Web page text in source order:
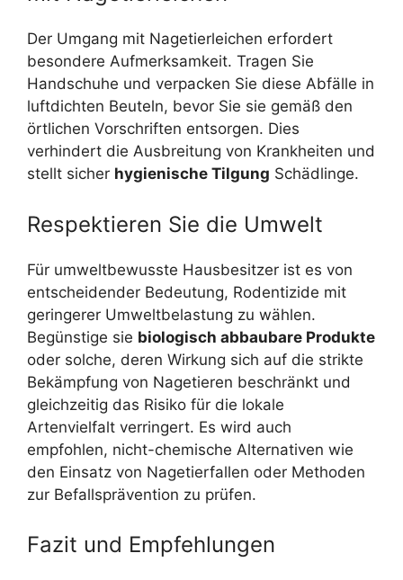
Der Umgang mit Nagetierleichen erfordert
besondere Aufmerksamkeit. Tragen Sie
Handschuhe und verpacken Sie diese Abfälle in
luftdichten Beuteln, bevor Sie sie gemäß den
örtlichen Vorschriften entsorgen. Dies
verhindert die Ausbreitung von Krankheiten und
stellt sicher hygienische Tilgung Schädlinge.
Respektieren Sie die Umwelt
Für umweltbewusste Hausbesitzer ist es von
entscheidender Bedeutung, Rodentizide mit
geringerer Umweltbelastung zu wählen.
Begünstige sie biologisch abbaubare Produkte
oder solche, deren Wirkung sich auf die strikte
Bekämpfung von Nagetieren beschränkt und
gleichzeitig das Risiko für die lokale
Artenvielfalt verringert. Es wird auch
empfohlen, nicht-chemische Alternativen wie
den Einsatz von Nagetierfallen oder Methoden
zur Befallsprävention zu prüfen.
Fazit und Empfehlungen